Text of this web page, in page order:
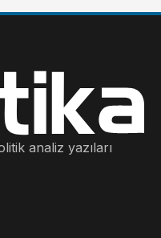
analiz yazıları